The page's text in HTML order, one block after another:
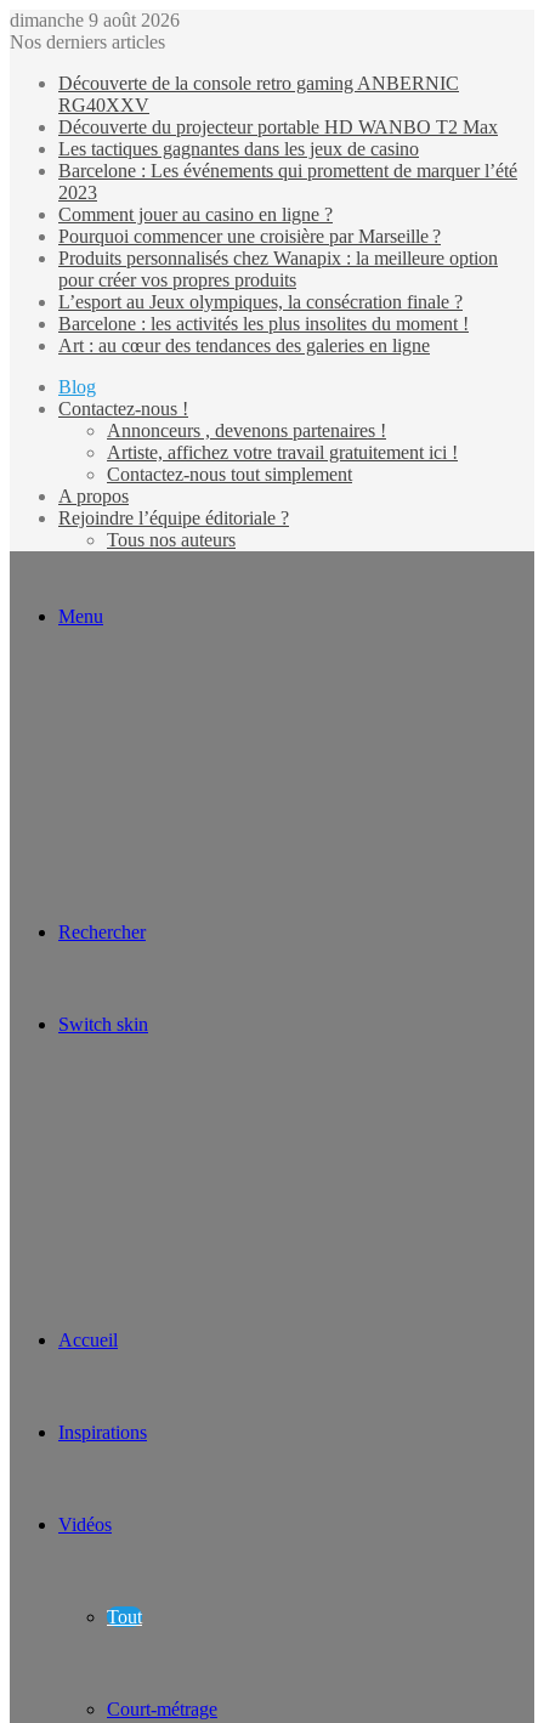
dimanche 9 août 2026
Nos derniers articles
Découverte de la console retro gaming ANBERNIC
RG40XXV
Découverte du projecteur portable HD WANBO T2 Max
Les tactiques gagnantes dans les jeux de casino
Barcelone : Les événements qui promettent de marquer l’été
2023
Comment jouer au casino en ligne ?
Pourquoi commencer une croisière par Marseille ?
Produits personnalisés chez Wanapix : la meilleure option
pour créer vos propres produits
L’esport au Jeux olympiques, la consécration finale ?
Barcelone : les activités les plus insolites du moment !
Art : au cœur des tendances des galeries en ligne
Blog
Contactez-nous !
Annonceurs , devenons partenaires !
Artiste, affichez votre travail gratuitement ici !
Contactez-nous tout simplement
A propos
Rejoindre l’équipe éditoriale ?
Tous nos auteurs
Menu
Rechercher
Switch skin
Accueil
Inspirations
Vidéos
Tout
Court-métrage